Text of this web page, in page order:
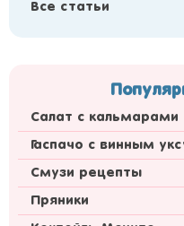
Все статьи
Салат с кальмарами
Гаспачо с винным
Смузи рецепты
Пряники